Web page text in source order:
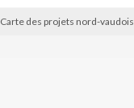
Carte des projets nord-vaudois